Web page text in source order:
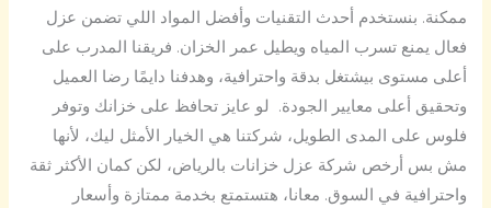
ممكنة. بنستخدم أحدث التقنيات وأفضل المواد اللي تضمن عزل
فعال يمنع تسرب المياه ويطيل عمر الخزان. فريقنا المدرب على
أعلى مستوى بيشتغل بدقة واحترافية، وهدفنا دايمًا رضا العميل
وتحقيق أعلى معايير الجودة. لو عايز تحافظ على خزانك وتوفر
فلوس على المدى الطويل، شركتنا هي الخيار الأمثل ليك، لأنها
مش بس أرخص شركة عزل خزانات بالرياض، لكن كمان الأكثر ثقة
واحترافية في السوق. معانا، هتستمتع بخدمة ممتازة وأسعار